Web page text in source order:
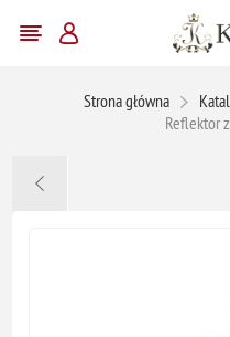
Strona główna
Reflektor